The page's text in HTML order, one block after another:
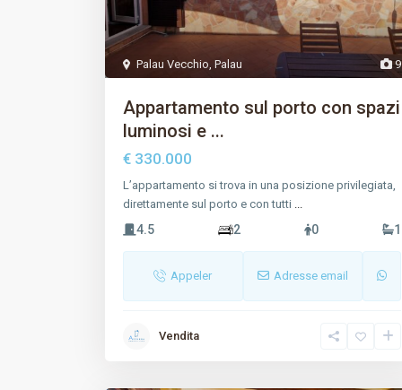
9
Palau Vecchio Palau
Appartamento sul porto con spazi
luminosi e ...
€ 330.000
L’appartamento si trova in una posizione privilegiata,
direttamente sul porto e con tutti
4.5 2 0 1
Appeler Adresse email
Vendita